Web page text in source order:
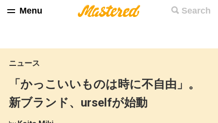
Search
Menu
ニュース
「かっこいいものは時に不自由」。
新ブランド、urselfが始動